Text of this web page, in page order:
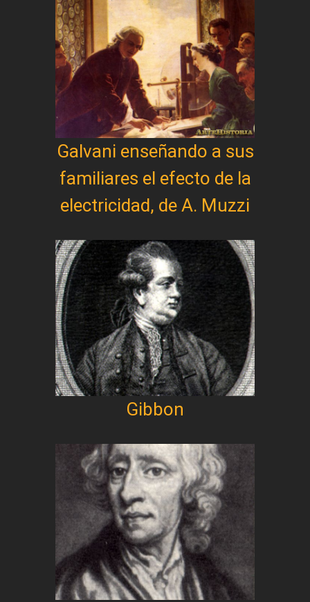
Galvani enseñando a sus
familiares el efecto de la
electricidad, de A. Muzzi
Gibbon